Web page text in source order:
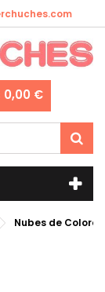
0,00 €
Nubes de Colores